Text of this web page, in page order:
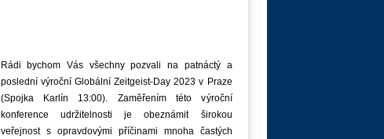
Rádi bychom Vás všechny pozvali na patnáctý a
poslední výroční Globální Zeitgeist-Day 2023 v Praze
(Spojka Karlín 13:00). Zaměřením této výroční
konference udržitelnosti je obeznámit širokou
veřejnost s opravdovými příčinami mnoha častých